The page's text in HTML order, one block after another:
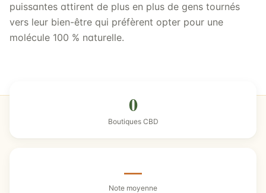
puissantes attirent de plus en plus de gens tournés
vers leur bien-être qui préfèrent opter pour une
molécule 100 % naturelle.
0
Boutiques CBD
—
Note moyenne